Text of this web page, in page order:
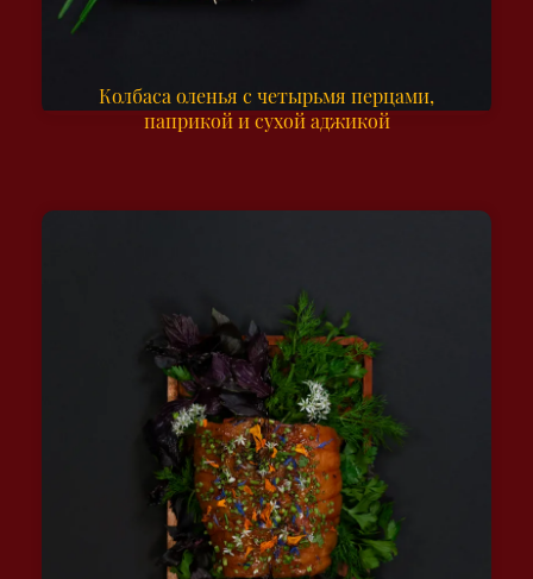
Колбаса оленья с четырьмя перцами,
паприкой и сухой аджикой